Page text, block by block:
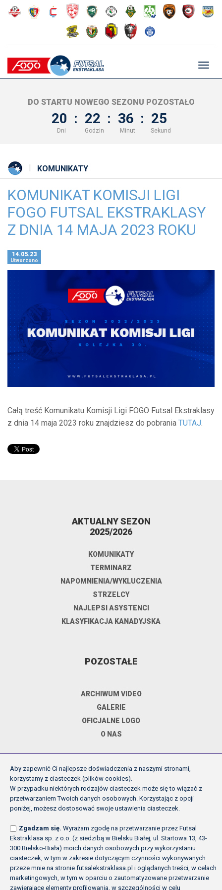
DO STARTU NOWEGO SEZONU POZOSTAŁO
20 : 22 : 36 : 25
Dni Godzin Minut Sekund
KOMUNIKATY
KOMUNIKAT KOMISJI LIGI
FOGO FUTSAL EKSTRAKLASY
Z DNIA 14 MAJA 2023 ROKU
14.05.23
Utworzono
Całą treść Komunikatu Komisji Ligi FOGO Futsal Ekstraklasy
z dnia 14 maja 2023 roku znajdziesz do pobrania TUTAJ.
AKTUALNY SEZON
2025/2026
KOMUNIKATY
TERMINARZ
NAPOMNIENIA/WYKLUCZENIA
STRZELCY
NAJLEPSI ASYSTENCI
KLASYFIKACJA KANADYJSKA
POZOSTAŁE
ARCHIWUM VIDEO
GALERIE
OFICJALNE LOGO
O NAS
DOKUMENTY
REGULAMIN ROZGRYWEK FE
INNE
POLITYKA PRYWATNOŚCI
Copyright (c) Futsal Ekstraklasa 2026
Aby zapewnić Ci najlepsze doświadczenia z naszymi stronami,
korzystamy z ciasteczek (plików cookies).
W przypadku niektórych rodzajów ciasteczek może się to wiązać z
przetwarzaniem Twoich danych osobowych. Korzystając z opcji
poniżej, możesz dostosować swoje ustawienia ciasteczek.
Zgadzam się. Wyrażam zgodę na przetwarzanie przez Futsal
Ekstraklasa sp. z o.o. (z siedzibą w Bielsku Białej, ul. Startowa 13, 43-
300 Bielsko-Biała) moich danych osobowych przy wykorzystaniu
ciasteczek, w tym w zakresie dotyczącym czynności wykonywanych
przeze mnie na stronie futsalekstraklasa.pl i oglądanych treści, w celach
marketingowych, w tym w oparciu o zautomatyzowane przetwarzanie
zawierające elementy profilowania, w szczególności w celu